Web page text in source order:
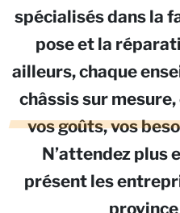
spécialisés dans la
pose et la
ailleurs, chaque
châssis sur
vos goûts, vos
N’attendez plus
présent les